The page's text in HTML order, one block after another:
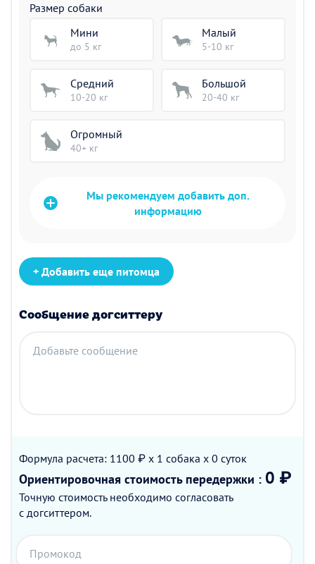
Размер собаки
Мини
до 5 кг
Малый
5-10 кг
Средний
10-20 кг
Большой
20-40 кг
Огромный
40+ кг
Мы рекомендуем добавить доп.
информацию
+ Добавить еще питомца
Сообщение догситтеру
Добавьте сообщение
Формула расчета: 1100 ₽ x 1 собака x 0 суток
Ориентировочная стоимость передержки : 0 ₽
Точную стоимость необходимо согласовать
с догситтером.
Промокод